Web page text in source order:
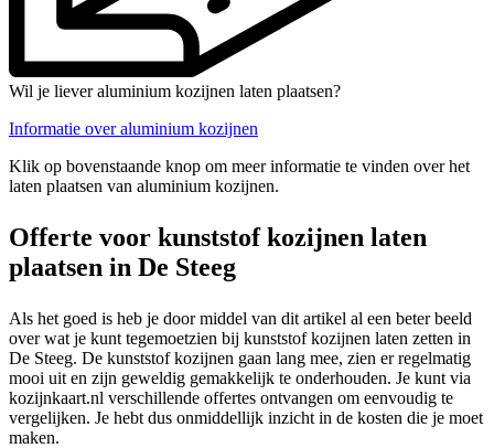
Wil je liever aluminium kozijnen laten plaatsen?
Informatie over aluminium kozijnen
Klik op bovenstaande knop om meer informatie te vinden over het
laten plaatsen van aluminium kozijnen.
Offerte voor kunststof kozijnen laten
plaatsen in De Steeg
Als het goed is heb je door middel van dit artikel al een beter beeld
over wat je kunt tegemoetzien bij kunststof kozijnen laten zetten in
De Steeg. De kunststof kozijnen gaan lang mee, zien er regelmatig
mooi uit en zijn geweldig gemakkelijk te onderhouden. Je kunt via
kozijnkaart.nl verschillende offertes ontvangen om eenvoudig te
vergelijken. Je hebt dus onmiddellijk inzicht in de kosten die je moet
maken.